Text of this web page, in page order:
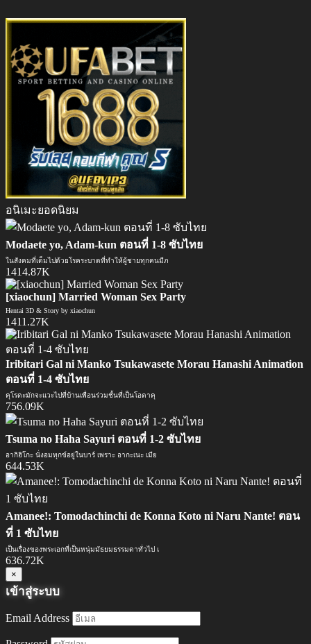
อนิเมะยอดนิยม
Modaete yo, Adam-kun ตอนที่ 1-8 ซับไทย
ในสังคมที่เต็มไปด้วยโรคระบาดที่ทำให้ผู้ชายทุกคนมีภ
1414.87K
[xiaochun] Married Woman Sex Party
Hentai 3D & Story by xiaochun
1411.27K
Iribitari Gal ni Manko Tsukawasete Morau Hanashi Animation
ตอนที่ 1-4 ซับไทย
คุโรดะมักจะแวะไปที่บ้านเพื่อนร่วมชั้นที่เป็นโอตาคุ
756.09K
Tsuma no Haha Sayuri ตอนที่ 1-2 ซับไทย
อากิฮิโกะ นั่งอมทุกข์อยู่ในบาร์ เพราะ อากะเนะ เมีย
644.53K
Amanee!: Tomodachinchi de Konna Koto ni Naru Nante! ตอน
ที่ 1 ซับไทย
เป็นเรื่องของพระเอกที่เป็นหนุ่มมัธยมธรรมดาทั่วไป เ
636.72K
×
เข้าสู่ระบบ
Email Address